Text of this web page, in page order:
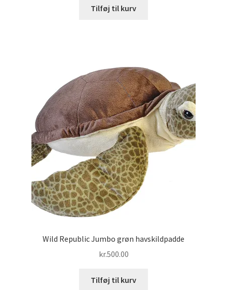
Tilføj til kurv
Wild Republic Jumbo grøn havskildpadde
kr.500.00
Tilføj til kurv